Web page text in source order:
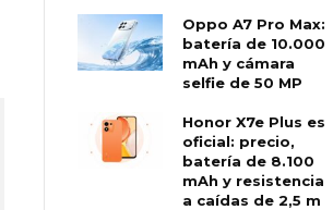
Oppo A7 Pro Max:
batería de 10.000
mAh y cámara
selfie de 50 MP
Honor X7e Plus es
oficial: precio,
batería de 8.100
mAh y resistencia
a caídas de 2,5 m